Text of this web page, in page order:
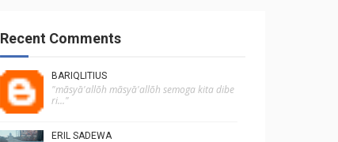
Recent Comments
BARIQLITIUS
"mãsyā'allõh mãsyā'allõh semoga kita dibe
ri..."
ERIL SADEWA